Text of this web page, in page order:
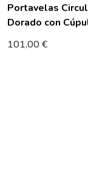
Portavelas
Dorado con
101,00€